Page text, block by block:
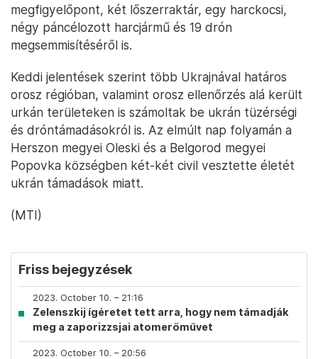
megfigyelőpont, két lőszerraktár, egy harckocsi,
négy páncélozott harcjármű és 19 drón
megsemmisítéséről is.
Keddi jelentések szerint több Ukrajnával határos
orosz régióban, valamint orosz ellenőrzés alá került
urkán területeken is számoltak be ukrán tüzérségi
és dróntámadásokról is. Az elmúlt nap folyamán a
Herszon megyei Oleski és a Belgorod megyei
Popovka községben két-két civil vesztette életét
ukrán támadások miatt.
(MTI)
Friss bejegyzések
2023. October 10. – 21:16
Zelenszkij ígéretet tett arra, hogy nem támadják
meg a zaporizzsjai atomerőművet
2023. October 10. – 20:56